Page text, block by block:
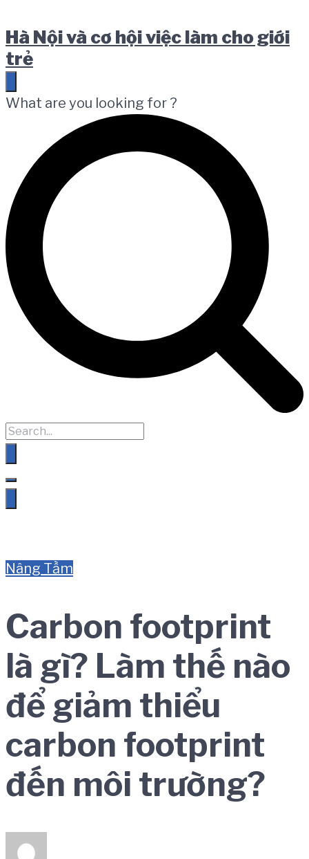
to
main
to
content
to
footer
Hà Nội và cơ hội việc làm cho giới
trẻ
What are you looking for ?
Nâng Tầm
Carbon footprint
là gì? Làm thế nào
để giảm thiểu
carbon footprint
đến môi trường?